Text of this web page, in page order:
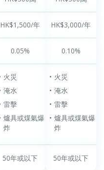
HK$1,500/年 HK$3,000/年
0.05%​ 0.10%
火災
淹水
雷擊
爐具或煤氣爆
炸
火災
淹水
雷擊
爐具或煤氣爆
炸
50年或以下 50年或以下